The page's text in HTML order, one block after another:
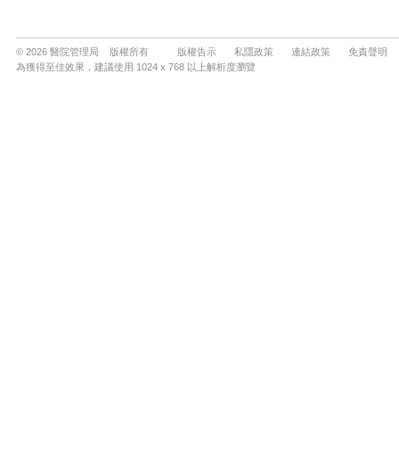
© 2026 醫院管理局 版權所有 版權告示 私隱政策 連結政策
免責聲明
為獲得至佳效果，建議使用 1024 x 768 以上解析度瀏覽